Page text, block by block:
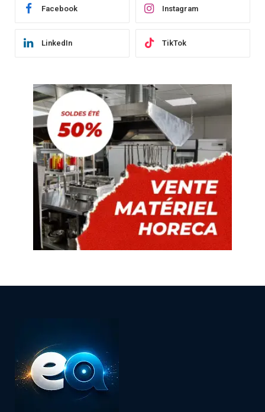
Facebook Instagram
LinkedIn TikTok